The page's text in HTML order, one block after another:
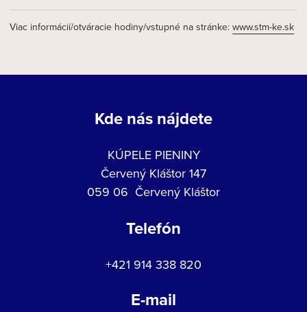
Viac informácií/otváracie hodiny/vstupné na stránke: www.stm-ke.sk
Kde nás nájdete
KÚPELE PIENINY
Červený Kláštor 147
059 06 Červený Kláštor
Telefón
+421 914 338 820
E-mail